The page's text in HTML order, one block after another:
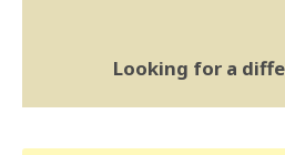
Looking for a